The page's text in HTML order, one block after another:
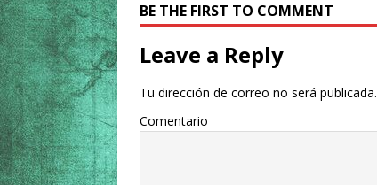
BE THE FIRST TO COMMENT
Leave a Reply
Tu dirección de correo no será publicada.
Comentario